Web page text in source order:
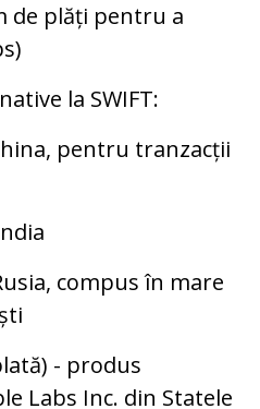
de plăți pentru a
la SWIFT:
pentru tranzacții
compus în mare
- produs
Labs Inc. din Statele